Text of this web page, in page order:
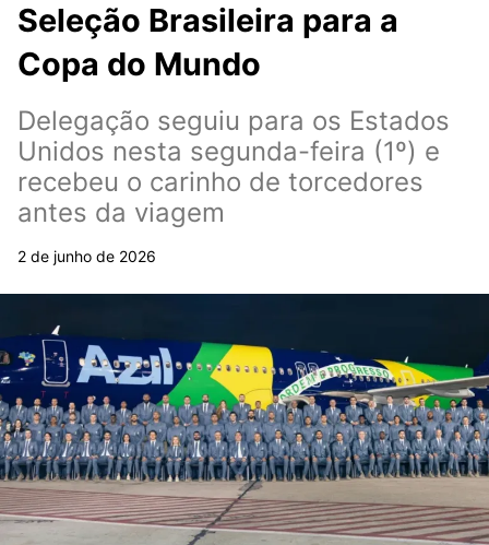
Seleção Brasileira para a
Copa do Mundo
Delegação seguiu para os Estados
Unidos nesta segunda-feira (1º) e
recebeu o carinho de torcedores
antes da viagem
2 de junho de 2026